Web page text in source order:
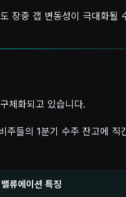
장중 갭 변동성이 극대화될
체화되고 있습니다.
들의 1분기 수주 잔고에 직
류에이션 특징